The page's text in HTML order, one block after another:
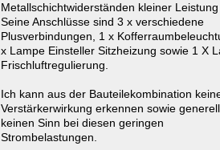
Metallschichtwiderständen kleiner Leistung
Seine Anschlüsse sind 3 x verschiedene
Plusverbindungen, 1 x
x Lampe Einsteller Sitzheizung sowie 1 X
Frischluftregulierung.
Ich kann aus der Bauteilekombination
Verstärkerwirkung erkennen sowie generell
keinen Sinn bei diesen geringen
Strombelastungen.